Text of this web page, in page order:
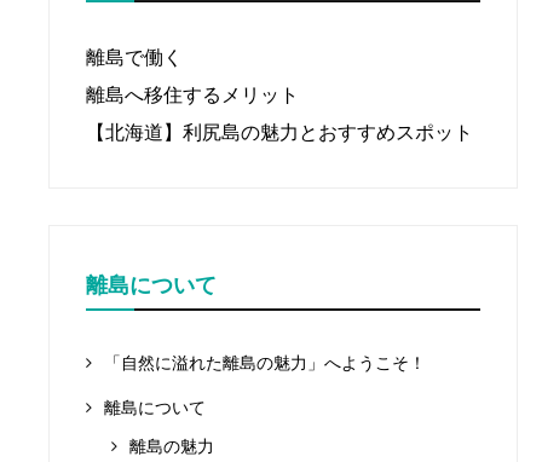
離島で働く
離島へ移住するメリット
【北海道】利尻島の魅力とおすすめスポット
離島について
「自然に溢れた離島の魅力」へようこそ！
離島について
離島の魅力